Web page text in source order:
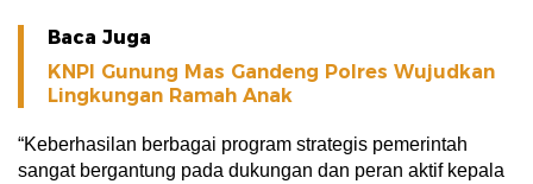
Baca Juga
KNPI Gunung Mas Gandeng Polres Wujudkan
Lingkungan Ramah Anak
“Keberhasilan berbagai program strategis pemerintah
sangat bergantung pada dukungan dan peran aktif kepala